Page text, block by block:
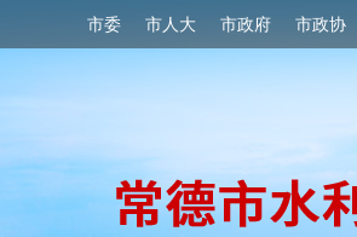
市委 市人大 市政府 市政协